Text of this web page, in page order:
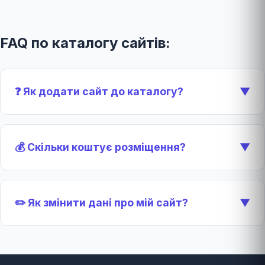
FAQ по каталогу сайтів:
❓ Як додати сайт до каталогу? ▼
💰 Скільки коштує розміщення? ▼
✏️ Як змінити дані про мій сайт? ▼